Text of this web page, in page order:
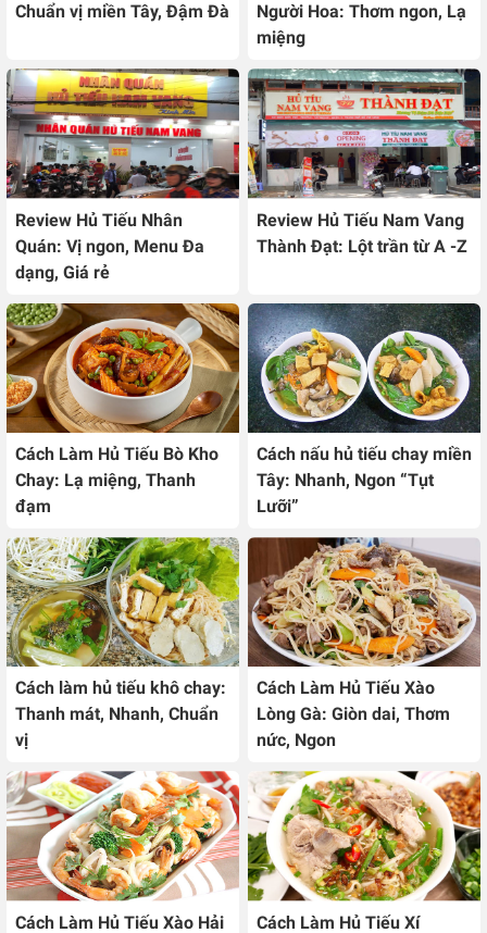
Chuẩn vị miền Tây, Đậm Đà
Người Hoa: Thơm ngon, Lạ
miệng
Review Hủ Tiếu Nhân
Quán: Vị ngon, Menu Đa
dạng, Giá rẻ
Review Hủ Tiếu Nam Vang
Thành Đạt: Lột trần từ A -Z
Cách Làm Hủ Tiếu Bò Kho
Chay: Lạ miệng, Thanh
đạm
Cách nấu hủ tiếu chay miền
Tây: Nhanh, Ngon “Tụt
Lưỡi”
Cách làm hủ tiếu khô chay:
Thanh mát, Nhanh, Chuẩn
vị
Cách Làm Hủ Tiếu Xào
Lòng Gà: Giòn dai, Thơm
nức, Ngon
Cách Làm Hủ Tiếu Xào Hải Cách Làm Hủ Tiếu Xí